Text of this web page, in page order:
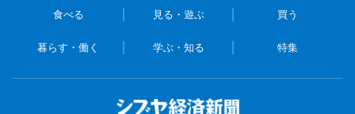
食べる 見る・遊ぶ 買う
暮らす・働く 学ぶ・知る 特集